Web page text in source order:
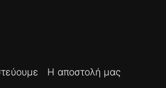
Η αποστολή μας